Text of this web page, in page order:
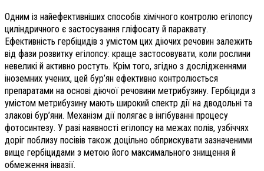
Одним із найефективніших способів хімічного контролю егілопсу
циліндричного є застосування гліфосату й параквату.
Ефективність гербіцидів з умістом цих діючих речовин залежить
від фази розвитку егілопсу: краще застосовувати, коли рослини
невеликі й активно ростуть. Крім того, згідно з дослідженнями
іноземних учених, цей бур’ян ефективно контролюється
препаратами на основі діючої речовини метрибузину. Гербіциди з
умістом метрибузину мають широкий спектр дії на дводольні та
злакові бур’яни. Механізм дії полягає в інгібуванні процесу
фотосинтезу. У разі наявності егілопсу на межах полів, узбіччях
доріг поблизу посівів також доцільно обприскувати зазначеними
вище гербіцидами з метою його максимального знищення й
обмеження інвазії.